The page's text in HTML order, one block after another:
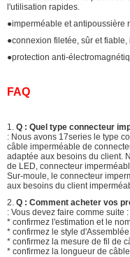
l'utilisation rapides.
●imperméable et antipoussière
●connexion filetée, sûr et
●protection anti-
FAQ
1. Q : Quel type connecteur
: Nous avons 17series le type
câble imperméable de
adaptée aux besoins du client.
de LED, connecteur
Sur-moule, le connecteur
aux besoins du client
2. Q : Comment acheter vos
: Vous devez faire comme suite :
* confirmez l'estimation et le
* confirmez le style d'Assemblée
* confirmez la mesure de fil de
* confirmez la longueur de